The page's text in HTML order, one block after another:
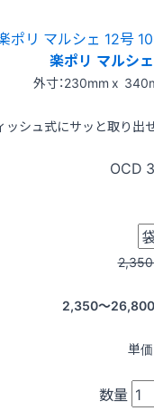
楽ポリ マルシ
外寸：230mm x
ッシュ式にサッと取り出
OCD
2,350〜26,800
単価
数量